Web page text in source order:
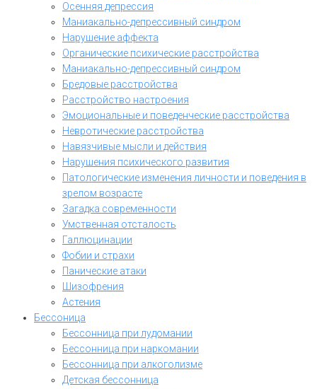
Осенняя депрессия
Маниакально-депрессивный синдром
Нарушение аффекта
Органические психические расстройства
Маниакально-депрессивный синдром
Бредовые расстройства
Расстройство настроения
Эмоциональные и поведенческие расстройства
Невротические расстройства
Навязчивые мысли и действия
Нарушения психического развития
Патологические изменения личности и поведения в
зрелом возрасте
Загадка современности
Умственная отсталость
Галлюцинации
Фобии и страхи
Панические атаки
Шизофрения
Астения
Бессоница
Бессонница при лудомании
Бессонница при наркомании
Бессонница при алкоголизме
Детская бессонница